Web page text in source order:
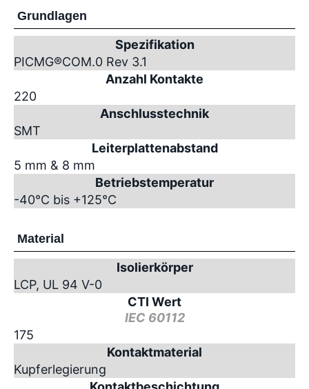
Grundlagen
Spezifikation
PICMG®COM.0 Rev 3.1
Anzahl Kontakte
220
Anschlusstechnik
SMT
Leiterplattenabstand
5 mm & 8 mm
Betriebstemperatur
-40°C bis +125°C
Material
Isolierkörper
LCP, UL 94 V-0
CTI Wert
IEC 60112
175
Kontaktmaterial
Kupferlegierung